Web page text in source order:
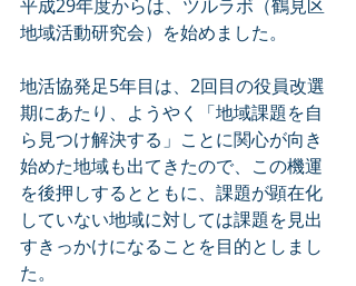
平成29年度からは、ツルラボ（鶴見区
地域活動研究会）を始めました。
地活協発足5年目は、2回目の役員改選
期にあたり、ようやく「地域課題を自
ら見つけ解決する」ことに関心が向き
始めた地域も出てきたので、この機運
を後押しするとともに、課題が顕在化
していない地域に対しては課題を見出
すきっかけになることを目的としまし
た。